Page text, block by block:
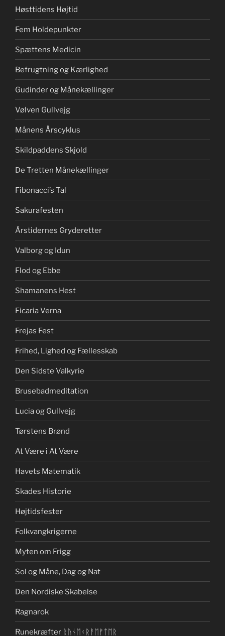
Høsttidens Højtid
Fem Holdepunkter
Spættens Medicin
Befrugtning og Kærlighed
Gudinder og Månekællinger
Vølven Gullvejg
Månens Årscyklus
Skildpaddens Skjold
De Tretten Månekællinger
Fibonacci’s Tal
Sakurafesten
Årstidernes Gryderetter
Valborg og Idun
Flod og Ebbe
Shamanens Hest
Ficaria Verna
Frejas Fest
Frihed, Lighed og Fællesskab
Den Sidste Valkyrie
Brusebadmeditation
Lucia og Gullvejg
Tørstens Brønd
At Være i At Være
Havets Matematik
Skades Historie
Højtidsfester
Folkvangkrigerne
Myten om Frigg
Sol og Måne, Dag og Nat
Den Nordiske Skabelse
Ragnarok
Runekræfter ᚱᚢᚾᛖᚲᚱᚨᛖᚠᛏᛖᚱ